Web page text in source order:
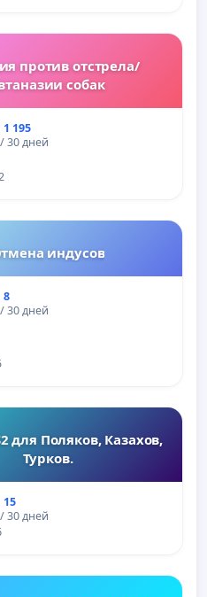
против отстрела/
собак
195
30 дней
индусов
8
30 дней
для Поляков, Казахов,
Турков.
30 дней